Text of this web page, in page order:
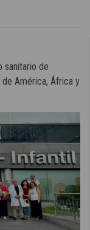
sanitario de
América, África y